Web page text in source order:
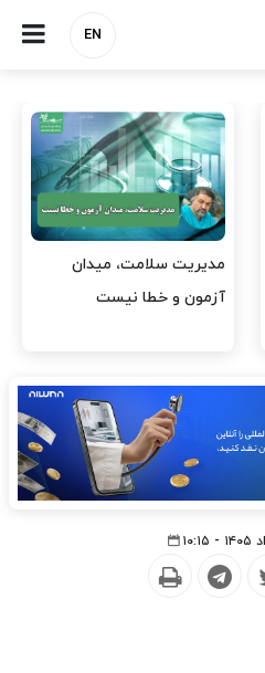
EN
واردات دارو و کالاهای اساسی
باید در اولویت تخصیص ارز